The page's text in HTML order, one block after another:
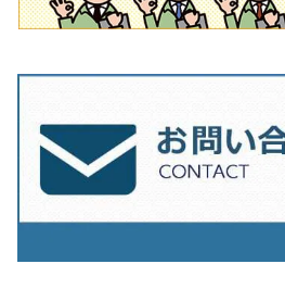
230mm（9インチ）
205mm（8インチ）